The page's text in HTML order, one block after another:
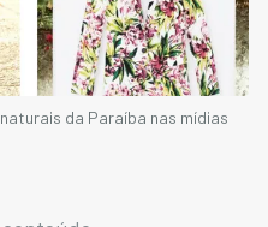
da Paraíba nas mídias